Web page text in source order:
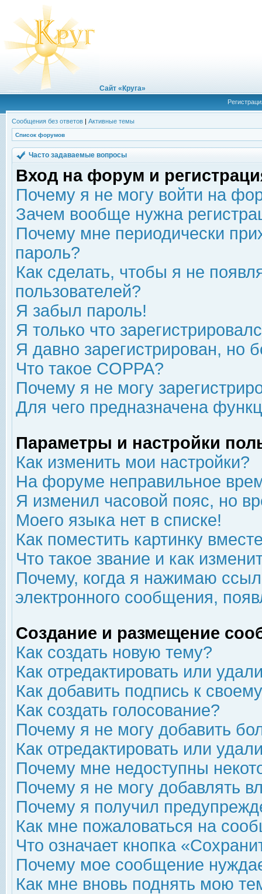
Сайт «Круга»
Сообщения без ответов | Активные темы
Список форумов
Часто задаваемые вопросы
Вход на форум и
Почему я не могу войти на
Зачем вообще нужна
Почему мне периодически
пароль?
Как сделать, чтобы я не
пользователей?
Я забыл пароль!
Я только что
Я давно зарегистрирован, но
Что такое COPPA?
Почему я не могу
Для чего предназначена
Параметры и настройки
Как изменить мои настройки?
На форуме неправильное
Я изменил часовой пояс, но
Моего языка нет в списке!
Как поместить картинку
Что такое звание и как
Почему, когда я нажимаю
электронного сообщения,
Создание и размещение
Как создать новую тему?
Как отредактировать или
Как добавить подпись к
Как создать голосование?
Почему я не могу добавить
Как отредактировать или
Почему мне недоступны
Почему я не могу добавлять
Почему я получил
Как мне пожаловаться на
Что означает кнопка
Почему мое сообщение
Как мне вновь поднять мою